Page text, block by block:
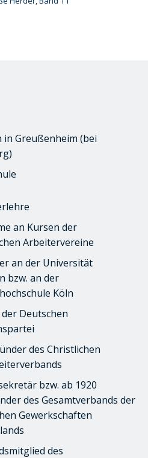
in Greußenheim (bei
an Kursen der
Arbeitervereine
an der Universität
bzw. an der
Köln
Deutschen
des Christlichen
bzw. ab 1920
des Gesamtverbands der
Gewerkschaften
des